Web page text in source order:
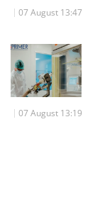
07 August 13:47
07 August 13:19